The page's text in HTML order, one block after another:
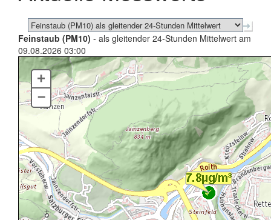
Feinstaub (PM10) - als gleitender 24-Stunden Mittelwert am
09.08.2026 03:00
+
–